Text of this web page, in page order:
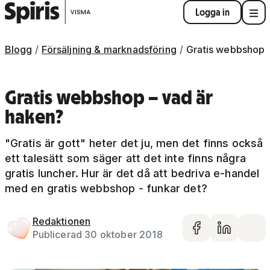
Logga in
Blogg Försäljning & marknadsföring Gratis webbshop
Gratis webbshop – vad är
haken?
"Gratis är gott" heter det ju, men det finns också
ett talesätt som säger att det inte finns några
gratis luncher. Hur är det då att bedriva e-handel
med en gratis webbshop - funkar det?
Redaktionen
Publicerad 30 oktober 2018
Dela på
Dela